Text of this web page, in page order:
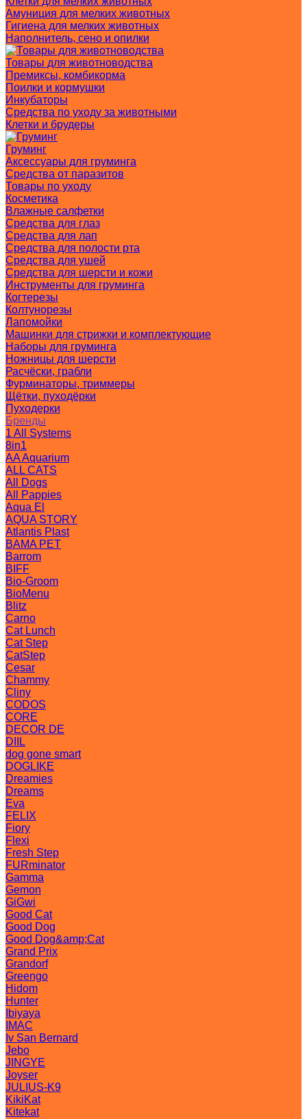
Амуниция для мелких животных
Гигиена для мелких животных
Наполнитель, сено и опилки
Товары для животноводства
Премиксы, комбикорма
Поилки и кормушки
Инкубаторы
Средства по уходу за животными
Клетки и брудеры
Груминг
Аксессуары для груминга
Средства от паразитов
Товары по уходу
Косметика
Влажные салфетки
Средства для глаз
Средства для лап
Средства для полости рта
Средства для ушей
Средства для шерсти и кожи
Инструменты для груминга
Когтерезы
Колтунорезы
Лапомойки
Машинки для стрижки и комплектующие
Наборы для груминга
Ножницы для шерсти
Расчёски, грабли
Фурминаторы, триммеры
Щётки, пуходёрки
Пуходерки
Бренды
1 All Systems
8in1
AA Aquarium
ALL CATS
All Dogs
All Pappies
Aqua El
AQUA STORY
Atlantis Plast
BAMA PET
Barrom
BIFF
Bio-Groom
BioMenu
Blitz
Carno
Cat Lunch
Cat Step
CatStep
Cesar
Chammy
Cliny
CODOS
CORE
DECOR DE
DIIL
dog gone smart
DOGLIKE
Dreamies
Dreams
Eva
FELIX
Fiory
Flexi
Fresh Step
FURminator
Gamma
Gemon
GiGwi
Good Cat
Good Dog
Good Dog&amp;Cat
Grand Prix
Grandorf
Greengo
Hidom
Hunter
Ibiyaya
IMAC
Iv San Bernard
Jebo
JINGYE
Joyser
JULIUS-K9
KikiKat
Kitekat